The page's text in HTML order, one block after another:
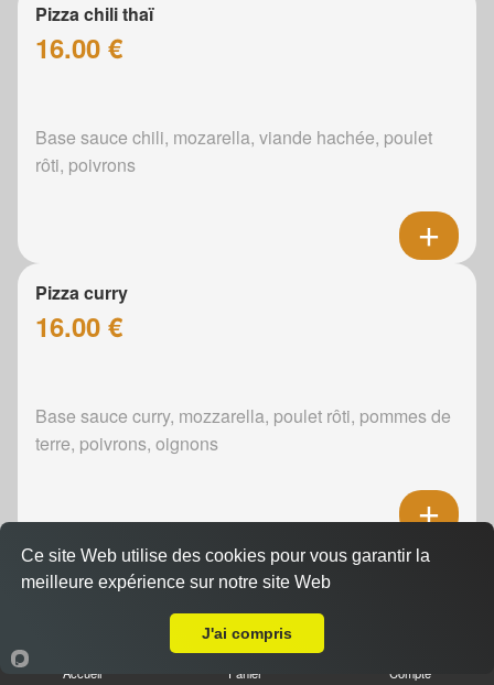
Pizza chili thaï
16.00 €
Base sauce chili, mozarella, viande hachée, poulet
rôti, poivrons
Pizza curry
16.00 €
Base sauce curry, mozzarella, poulet rôti, pommes de
terre, poivrons, oignons
Pizza boursin
Accueil Panier Compte
Ce site Web utilise des cookies pour vous garantir la
meilleure expérience sur notre site Web
J'ai compris